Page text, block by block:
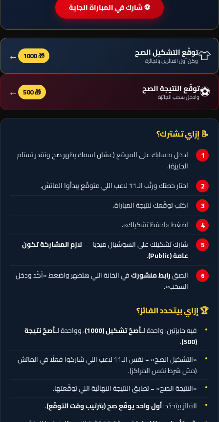
⚽ شارك في المباراة الجاية
👕توقّع التشكيل الصح
وكن أول الفائزين بالجائزة 🎁 1000
←
⚽توقّع النتيجة الصح
وادخل سحب الجائزة 🎁 500
←
📝 إزاي تشترك؟
ادخل بحسابك على الموقع (عشان اسمك يظهر صح وتقدر تستلم
الجايزة).
اختار خطتك ورتّب الـ11 لاعب اللي متوقّع يبدأوا الماتش.
اكتب توقّعك لنتيجة المباراة.
اضغط «احفظ تشكيلك».
شارك تشكيلك على السوشيال ميديا —لازم المشاركة تكون
عامة (Public)
.
الصقرابط منشوركفي الخانة اللي هتظهر واضغط «أكّد ودخل
السحب».
🏆 إزاي بيتحدد الفائز؟
فيه جايزتين: واحدة لـأصحّ تشكيل(1000) ، وواحدة لـأصحّ نتيجة
(500)
.
«التشكيل الصح» = نفس الـ11 لاعب اللي شاركوا فعلًا في الماتش
(مش شرط نفس المراكز).
«النتيجة الصح» = تطابق النتيجة النهائية اللي توقّعتها.
الفائز بيتحدّد:أول واحد يوقّع صح (بترتيب وقت التوقّع).